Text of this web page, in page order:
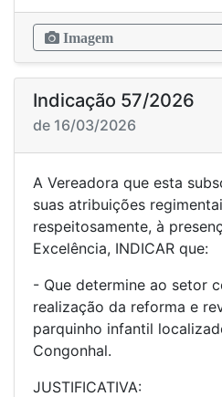
Imagem
Indicação 57/2026
de 16/03/2026
A Vereadora que esta
suas atribuições
respeitosamente, à
Excelência, INDICAR que:
- Que determine ao setor
realização da reforma e
parquinho infantil
Congonhal.
JUSTIFICATIVA: